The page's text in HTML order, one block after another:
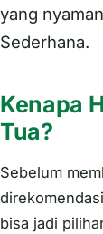
yang
Sederhana.
Kenapa
Tua?
Sebelum
bisa jadi